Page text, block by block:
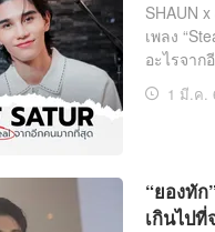
SHAUN
เพลง
อะไรจา
1 มี.ค.
“ยองทั
เกินไปที่